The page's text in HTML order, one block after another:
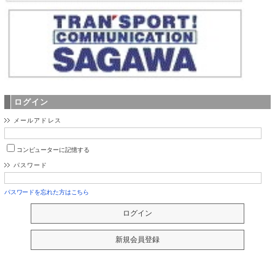
ログイン
メールアドレス
コンピューターに記憶する
パスワード
パスワードを忘れた方はこちら